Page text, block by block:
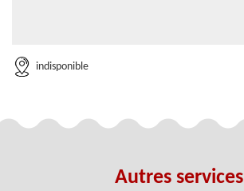
indisponible
Autres services